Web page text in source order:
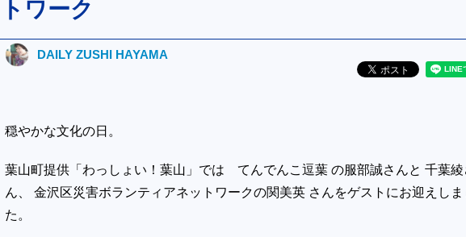
トワーク
DAILY ZUSHI HAYAMA
穏やかな文化の日。
葉山町提供「わっしょい！葉山」では てんでんこ逗葉 の服部誠さんと 千葉綾
ん、 金沢区災害ボランティアネットワークの関美英 さんをゲストにお迎えしま
た。